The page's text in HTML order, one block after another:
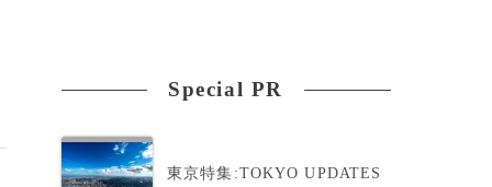
Special PR
東京特集:TOKYO UPDATES